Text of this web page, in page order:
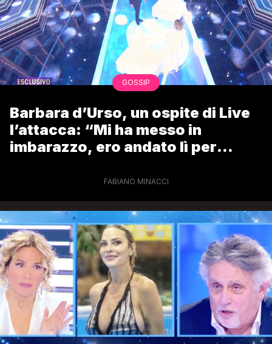
GOSSIP
Barbara d’Urso, un ospite di Live
l’attacca: “Mi ha messo in
imbarazzo, ero andato lì per
FABIANO MINACCI